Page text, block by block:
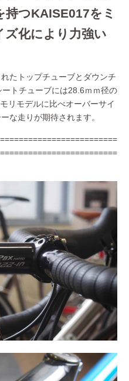
つKAISE017をミ
ズ化により力強い
たトップチューブとダウンチ
トチューブには28.6ｍｍ径の
リモデルに比べオーバーサイ
な走りが期待されます。